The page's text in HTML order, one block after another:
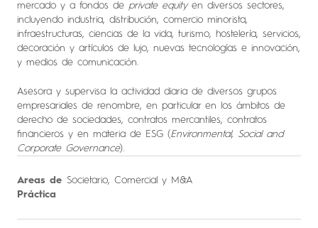
mercado y a fondos de private equityen diversos sectores,
incluyendo industria, distribución, comercio minorista,
infraestructuras, ciencias de la vida, turismo, hostelería, servicios,
decoración y artículos de lujo, nuevas tecnologías e innovación,
y medios de comunicación.
Asesora y supervisa la actividad diaria de diversos grupos
empresariales de renombre, en particular en los ámbitos de
derecho de sociedades, contratos mercantiles, contratos
financieros y en materia de ESG (Environmental, Social and
Corporate Governance).
Areas de
Práctica
Societario, Comercial y M&A